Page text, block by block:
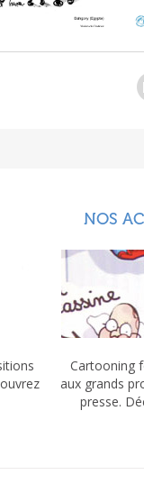
NOS
Cartooning
aux grands
presse.